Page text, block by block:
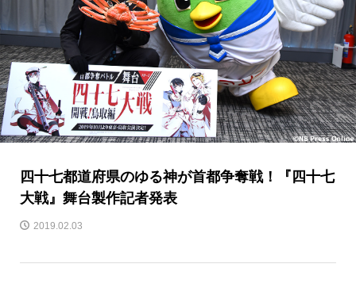
四十七都道府県のゆる神が首都争奪戦！『四十七
大戦』舞台製作記者発表
2019.02.03